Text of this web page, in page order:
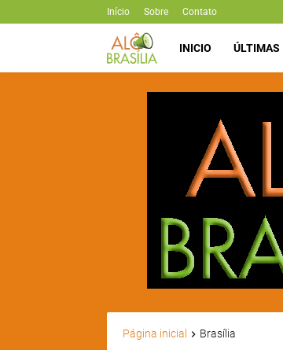
Início Sobre Contato
INICIO ÚLTIMAS
Página inicial Brasília